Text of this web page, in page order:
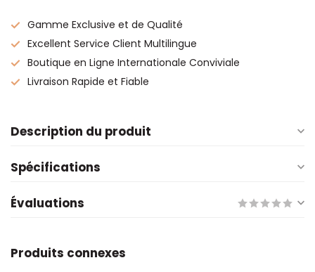
Gamme Exclusive et de Qualité
Excellent Service Client Multilingue
Boutique en Ligne Internationale Conviviale
Livraison Rapide et Fiable
Description du produit
Spécifications
Évaluations
Produits connexes